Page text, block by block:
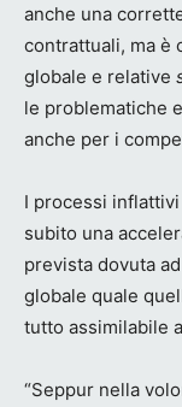
anche una
contrattuali, ma è
globale e relative
le problematiche
anche per i
I processi
subito una
prevista dovuta
globale quale
tutto assimilabile
“Seppur nella